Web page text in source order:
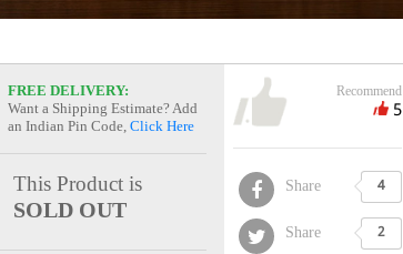
FREE DELIVERY:
Want a Shipping Estimate? Add
an Indian Pin Code, Click Here
This Product is
SOLD OUT
Recommend
5
Share 4
Share 2